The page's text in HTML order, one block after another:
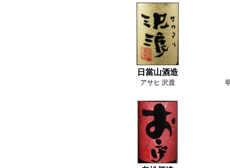
日當山酒造
アサヒ 沢渡